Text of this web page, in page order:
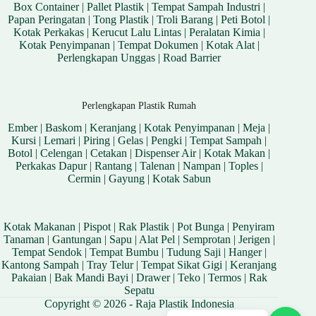
Box Container| Pallet Plastik| Tempat Sampah Industri |
Papan Peringatan |Tong Plastik |Troli Barang |Peti Botol |
Kotak Perkakas| Kerucut Lalu Lintas| Peralatan Kimia |
Kotak Penyimpanan | Tempat Dokumen | Kotak Alat|
Perlengkapan Unggas |Road Barrier
Perlengkapan Plastik Rumah
Ember|Baskom |Keranjang |Kotak Penyimpanan |Meja |
Kursi |Lemari |Piring |Gelas |Pengki |Tempat Sampah |
Botol |Celengan |Cetakan |Dispenser Air|Kotak Makan |
Perkakas Dapur| Rantang| Talenan| Nampan| Toples|
Cermin| Gayung| Kotak Sabun
Kotak Makanan |Pispot|Rak Plastik |Pot Bunga |Penyiram
Tanaman| Gantungan| Sapu| Alat Pel| Semprotan| Jerigen|
Tempat Sendok| Tempat Bumbu| Tudung Saji| Hanger|
Kantong Sampah |Tray Telur|Tempat Sikat Gigi |Keranjang
Pakaian| Bak Mandi Bayi| Drawer| Teko| Termos| Rak
Sepatu
Copyright © 2026 - Raja Plastik Indonesia